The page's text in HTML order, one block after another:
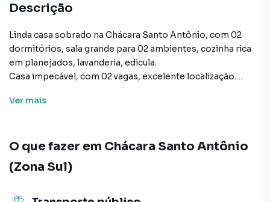
Descrição
Linda casa sobrado na Chácara Santo Antônio, com 02
dormitórios, sala grande para 02 ambientes, cozinha rica
em planejados, lavanderia, edicula.
Casa impecável, com 02 vagas, excelente localização.
Agende já sua visita e encante-se com seu novo lar.
Sobrado para Venda em região valorizada do bairro
Chácara Santo Antônio (Zona Sul), em São Paulo. Não
encontrou o que procurava ou deseja mais informações
Ver mais
O que fazer em Chácara Santo Antônio
(Zona Sul)